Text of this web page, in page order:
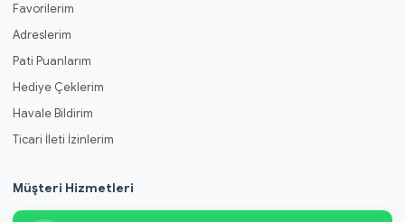
Favorilerim
Adreslerim
Pati Puanlarım
Hediye Çeklerim
Havale Bildirim
Ticari İleti İzinlerim
Müşteri Hizmetleri